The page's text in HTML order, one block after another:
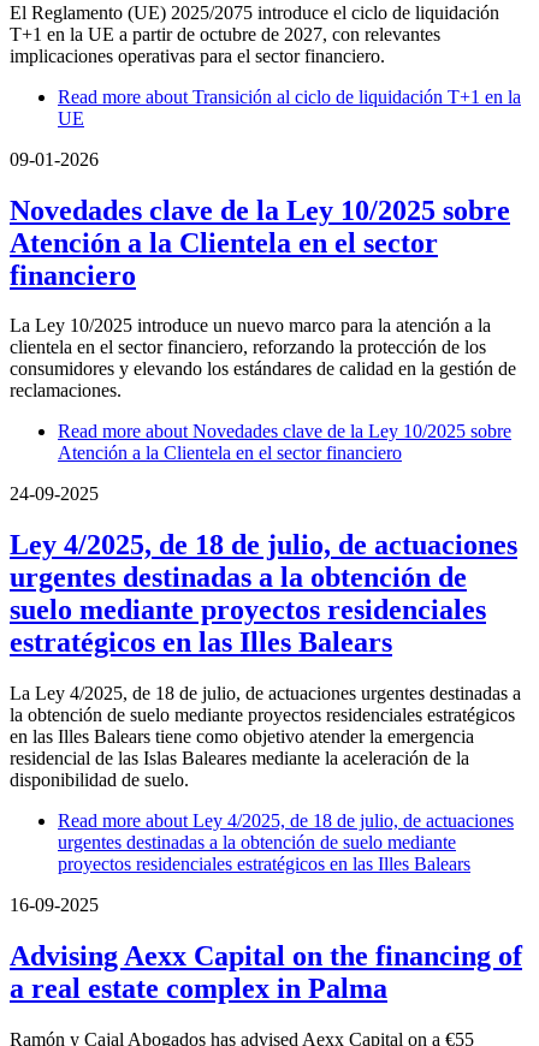
El Reglamento (UE) 2025/2075 introduce el ciclo de liquidación
T+1 en la UE a partir de octubre de 2027, con relevantes
implicaciones operativas para el sector financiero.
Read more about Transición al ciclo de liquidación T+1 en la
UE
09-01-2026
Novedades clave de la Ley 10/2025 sobre
Atención a la Clientela en el sector
financiero
La Ley 10/2025 introduce un nuevo marco para la atención a la
clientela en el sector financiero, reforzando la protección de los
consumidores y elevando los estándares de calidad en la gestión de
reclamaciones.
Read more about Novedades clave de la Ley 10/2025 sobre
Atención a la Clientela en el sector financiero
24-09-2025
Ley 4/2025, de 18 de julio, de actuaciones
urgentes destinadas a la obtención de
suelo mediante proyectos residenciales
estratégicos en las Illes Balears
La Ley 4/2025, de 18 de julio, de actuaciones urgentes destinadas a
la obtención de suelo mediante proyectos residenciales estratégicos
en las Illes Balears tiene como objetivo atender la emergencia
residencial de las Islas Baleares mediante la aceleración de la
disponibilidad de suelo.
Read more about Ley 4/2025, de 18 de julio, de actuaciones
urgentes destinadas a la obtención de suelo mediante
proyectos residenciales estratégicos en las Illes Balears
16-09-2025
Advising Aexx Capital on the financing of
a real estate complex in Palma
Ramón y Cajal Abogados has advised Aexx Capital on a €55